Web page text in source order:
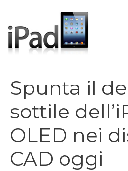
contenuto
Spunta il
sottile
OLED nei
CAD oggi